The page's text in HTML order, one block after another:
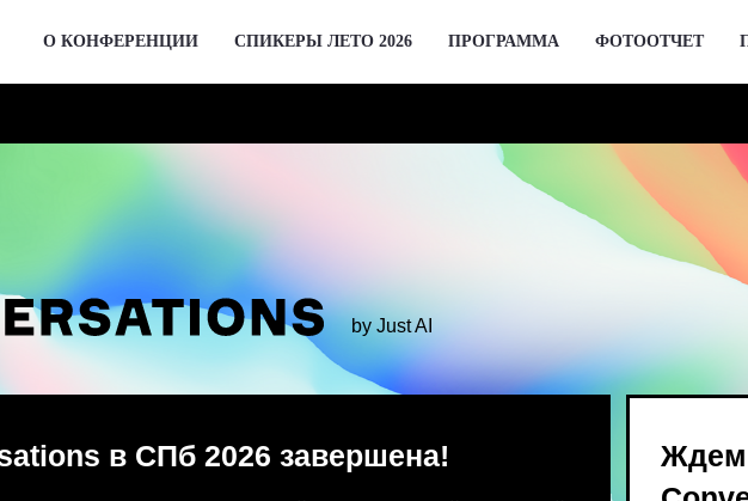
О КОНФЕРЕНЦИИ СПИКЕРЫ ЛЕТО 2026 ПРОГРАММА ФОТООТЧЕТ
by Just AI
к записям трансляции и файлам презентаций обоих дней
Предпродажа билетов
Ждем вас 2